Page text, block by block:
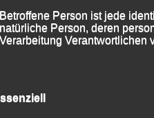
Betroffene Person ist jede
natürliche Person, deren
Verarbeitung Verantwortlichen